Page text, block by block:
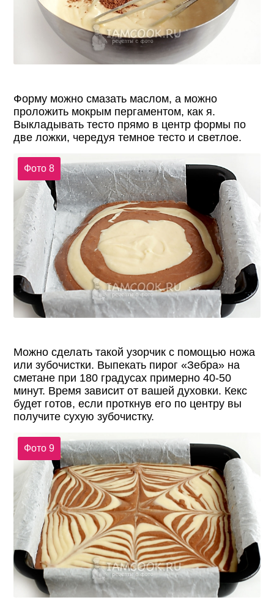
Форму можно смазать маслом, а можно
проложить мокрым пергаментом, как я.
Выкладывать тесто прямо в центр формы по
две ложки, чередуя темное тесто и светлое.
Фото 8
Можно сделать такой узорчик с помощью ножа
или зубочистки. Выпекать пирог «Зебра» на
сметане при 180 градусах примерно 40-50
минут. Время зависит от вашей духовки. Кекс
будет готов, если проткнув его по центру вы
получите сухую зубочистку.
Фото 9